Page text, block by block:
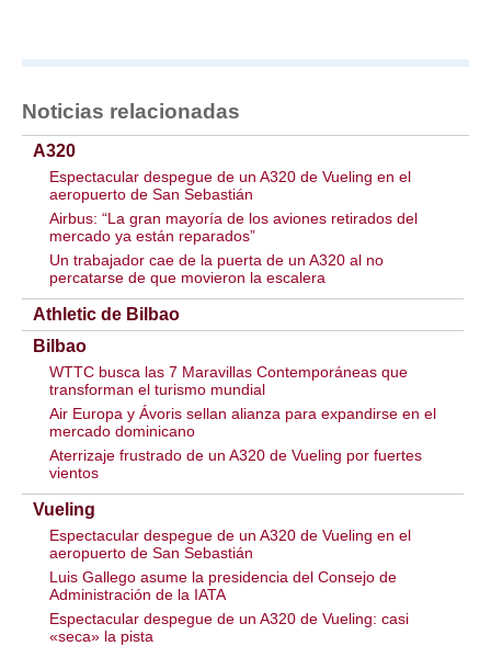
Noticias relacionadas
A320
Espectacular despegue de un A320 de Vueling en el
aeropuerto de San Sebastián
Airbus: “La gran mayoría de los aviones retirados del
mercado ya están reparados”
Un trabajador cae de la puerta de un A320 al no
percatarse de que movieron la escalera
Athletic de Bilbao
Bilbao
WTTC busca las 7 Maravillas Contemporáneas que
transforman el turismo mundial
Air Europa y Ávoris sellan alianza para expandirse en el
mercado dominicano
Aterrizaje frustrado de un A320 de Vueling por fuertes
vientos
Vueling
Espectacular despegue de un A320 de Vueling en el
aeropuerto de San Sebastián
Luis Gallego asume la presidencia del Consejo de
Administración de la IATA
Espectacular despegue de un A320 de Vueling: casi
«seca» la pista